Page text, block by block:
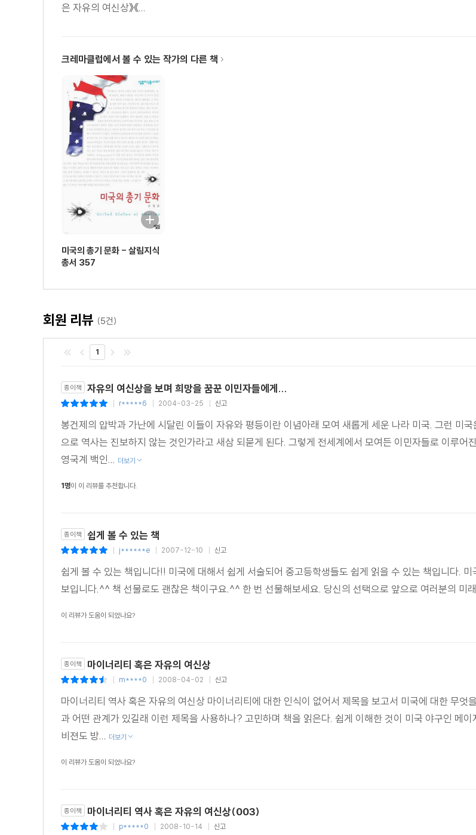
은 자유의 여신상》《...
크레마클럽에서 볼 수 있는 작가의 다른 책
미국의 총기 문화 - 살림지식
총서 357
회원 리뷰 (5건)
1
종이책 자유의 여신상을 보며 희망을 꿈꾼 이민자들에게...
r*****6 2004-03-25 신고
봉건제의 압박과 가난에 시달린 이들이 자유와 평등이란 이념아래 모여 새롭게 세운 나라 미국. 그런 미
으로 역사는 진보하지 않는 것인가라고 새삼 되묻게 된다. 그렇게 전세계에서 모여든 이민자들로 이루
영국계 백인... 더보기
1명이 이 리뷰를 추천합니다.
종이책 쉽게 볼 수 있는 책
j******e 2007-12-10 신고
쉽게 볼 수 있는 책입니다!! 미국에 대해서 쉽게 서술되어 중고등학생들도 쉽게 읽을 수 있는 책입니다.
보입니다.^^ 책 선물로도 괜찮은 책이구요.^^ 한 번 선물해보세요. 당신의 선택으로 앞으로 여러분의 미
이 리뷰가 도움이 되었나요?
종이책 마이너리티 혹은 자유의 여신상
m****0 2008-04-02 신고
마이너리티 역사 혹은 자유의 여신상 마이너리티에 대한 인식이 없어서 제목을 보고서 미국에 대한 무
과 어떤 관계가 있길래 이런 제목을 사용하나? 고민하며 책을 읽은다. 쉽게 이해한 것이 미국 야구인 메
비젼도 방... 더보기
이 리뷰가 도움이 되었나요?
종이책 마이너리티 역사 혹은 자유의 여신상(003)
p*****0 2008-10-14 신고